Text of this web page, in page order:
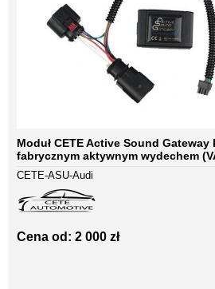
Moduł CETE Active Sound Gateway
fabrycznym aktywnym wydechem
CETE-ASU-Audi
Cena od: 2 000 zł